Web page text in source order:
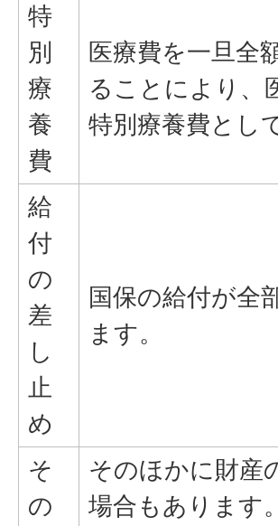
特
別
療
養
費
医療費を一旦全
ることにより、
特別療養費とし
給
付
の
差
し
止
め
国保の給付が全
ます。
そ
の
そのほかに財産
場合もあります